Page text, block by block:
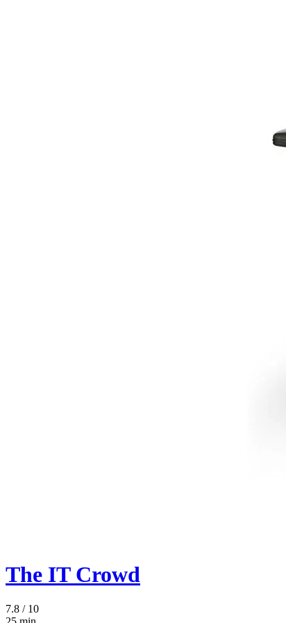
The IT Crowd
7.8 / 10